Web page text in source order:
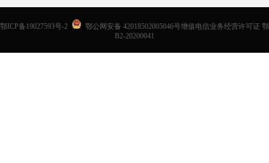
鄂ICP备19027593号-2
鄂公网安备 42018502005046号增值电信业务经营许可证 鄂
B2-20200041